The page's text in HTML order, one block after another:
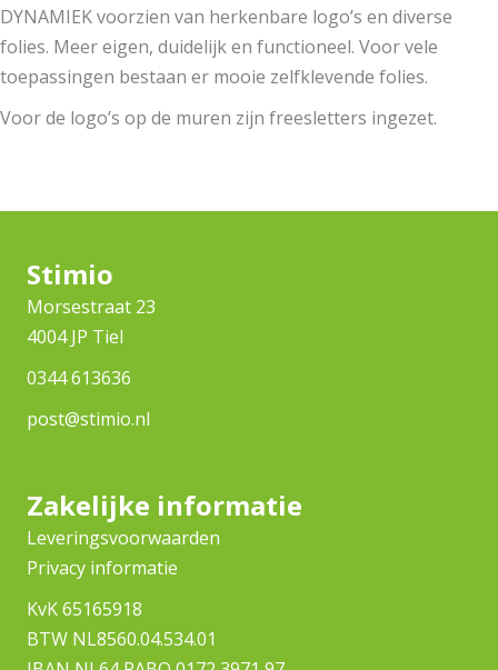
DYNAMIEK voorzien van herkenbare logo’s en diverse
folies. Meer eigen, duidelijk en functioneel. Voor vele
toepassingen bestaan er mooie zelfklevende folies.
Voor de logo’s op de muren zijn freesletters ingezet.
Stimio
Morsestraat 23
4004 JP Tiel
0344 613636
post@stimio.nl
Zakelijke informatie
Leveringsvoorwaarden
Privacy informatie
KvK 65165918
BTW NL8560.04.534.01